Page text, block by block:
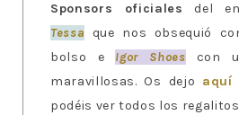
Sponsors oficiales
del
Tessa que nos obsequió
bolso e Igor Shoes con
maravillosas. Os dejo aquí
podéis ver todos los